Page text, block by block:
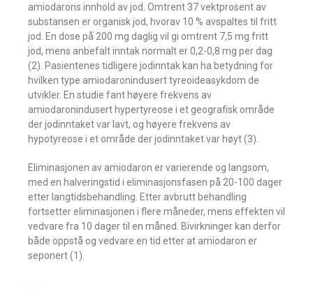
amiodarons innhold av jod. Omtrent 37 vektprosent av
substansen er organisk jod, hvorav 10 % avspaltes til fritt
jod. En dose på 200 mg daglig vil gi omtrent 7,5 mg fritt
jod, mens anbefalt inntak normalt er 0,2-0,8 mg per dag
(2). Pasientenes tidligere jodinntak kan ha betydning for
hvilken type amiodaronindusert tyreoideasykdom de
utvikler. En studie fant høyere frekvens av
amiodaronindusert hypertyreose i et geografisk område
der jodinntaket var lavt, og høyere frekvens av
hypotyreose i et område der jodinntaket var høyt (3).
Eliminasjonen av amiodaron er varierende og langsom,
med en halveringstid i eliminasjonsfasen på 20-100 dager
etter langtidsbehandling. Etter avbrutt behandling
fortsetter eliminasjonen i flere måneder, mens effekten vil
vedvare fra 10 dager til en måned. Bivirkninger kan derfor
både oppstå og vedvare en tid etter at amiodaron er
seponert (1).